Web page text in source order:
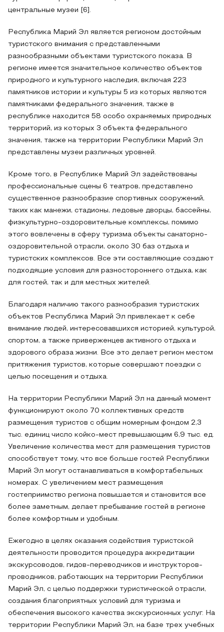
центральные музеи [6].
Республика Марий Эл является регионом достойным
туристского внимания с представленными
разнообразными объектами туристского показа. В
регионе имеется значительное количество объектов
природного и культурного наследия, включая 223
памятников истории и культуры 5 из которых являются
памятниками федерального значения, также в
республике находится 58 особо охраняемых природных
территорий, из которых 3 объекта федерального
значения, также на территории Республики Марий Эл
представлены музеи различных уровней.
Кроме того, в Республике Марий Эл задействованы
профессиональные сцены 6 театров, представлено
существенное разнообразие спортивных сооружений,
таких как манежи, стадионы, ледовые дворцы, бассейны,
физкультурно-оздоровительные комплексы, помимо
этого вовлечены в сферу туризма объекты санаторно-
оздоровительной отрасли, около 30 баз отдыха и
туристских комплексов. Все эти составляющие создают
подходящие условия для разностороннего отдыха, как
для гостей, так и для местных жителей.
Благодаря наличию такого разнообразия туристских
объектов Республика Марий Эл привлекает к себе
внимание людей, интересовавшихся историей, культурой,
спортом, а также приверженцев активного отдыха и
здорового образа жизни. Все это делает регион местом
притяжения туристов, которые совершают поездки с
целью посещения и отдыха.
На территории Республики Марий Эл на данный момент
функционируют около 70 коллективных средств
размещения туристов с общим номерным фондом 2,3
тыс. единиц число койко-мест превышающим 6,9 тыс. ед.
Увеличение количества мест для размещения туристов
способствует тому, что все больше гостей Республики
Марий Эл могут останавливаться в комфортабельных
номерах. С увеличением мест размещения
гостеприимство региона повышается и становится все
более заметным, делает пребывание гостей в регионе
более комфортным и удобным.
Ежегодно в целях оказания содействия туристской
деятельности проводится процедура аккредитации
экскурсоводов, гидов-переводчиков и инструкторов-
проводников, работающих на территории Республики
Марий Эл, с целью поддержки туристической отрасли,
создания благоприятных условий для туризма и
обеспечения высокого качества экскурсионных услуг. На
территории Республики Марий Эл, на базе трех учебных